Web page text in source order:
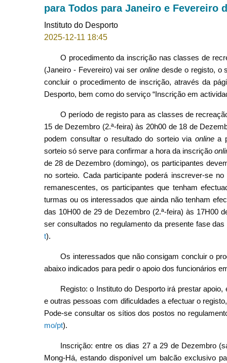
para Todos para Janeiro e Fevereiro
Instituto do Desporto
2025-12-11 18:45
O procedimento da inscrição nas classes de
(Janeiro - Fevereiro) vai seronline desde o registo, o
concluir o procedimento de inscrição, através da
Desporto, bem como do serviço “Inscrição em
O período de registo para as classes de
15 de Dezembro (2.ª-feira) às 20h00 de 18 de
podem consultar o resultado do sorteio via onlinea
sorteio só serve para confirmar a hora da inscrição
de 28 de Dezembro (domingo), os participantes
no sorteio. Cada participante poderá inscrever-se
remanescentes, os participantes que tenham
turmas ou os interessados que ainda não tenham
das 10H00 de 29 de Dezembro (2.ª-feira) às 17H00
ser consultados no regulamento da presente fase
t).
Os interessados que não consigam concluir o
abaixo indicados para pedir o apoio dos funcionários
Registo: o Instituto do Desporto irá prestar
e outras pessoas com dificuldades a efectuar o
Pode-se consultar os sítios dos postos no
mo/pt).
Inscrição: entre os dias 27 a 29 de Dezembro
Mong-Há, estando disponível um balcão exclusivo